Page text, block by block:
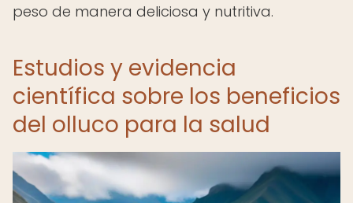
peso de manera deliciosa y nutritiva.
Estudios y evidencia
científica sobre los beneficios
del olluco para la salud